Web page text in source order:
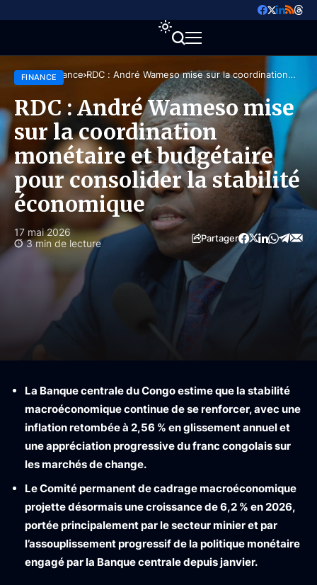
Accueil Finance RDC : André Wameso mise sur la coordination
monétaire et budgétaire pour consolider la stabilité
FINANCE
RDC : André Wameso mise
sur la coordination
monétaire et budgétaire
pour consolider la stabilité
économique
17 mai 2026
3 min de lecture
Partager
La Banque centrale du Congo estime que la stabilité
macroéconomique continue de se renforcer, avec une
inflation retombée à 2,56 % en glissement annuel et
une appréciation progressive du franc congolais sur
les marchés de change.
Le Comité permanent de cadrage macroéconomique
projette désormais une croissance de 6,2 % en 2026,
portée principalement par le secteur minier et par
l’assouplissement progressif de la politique monétaire
engagé par la Banque centrale depuis janvier.